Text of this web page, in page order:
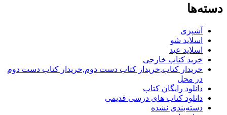
دسته‌ها
آشپزی
اسلاید شو
اسلاید عید
خرید کتاب خارجی
خریدار کتاب,خریدار کتاب دست دوم,خریدار کتاب دست دوم
در محل
دانلود رایگان کتاب
دانلود کتاب های درسی قدیمی
دسته‌بندی نشده